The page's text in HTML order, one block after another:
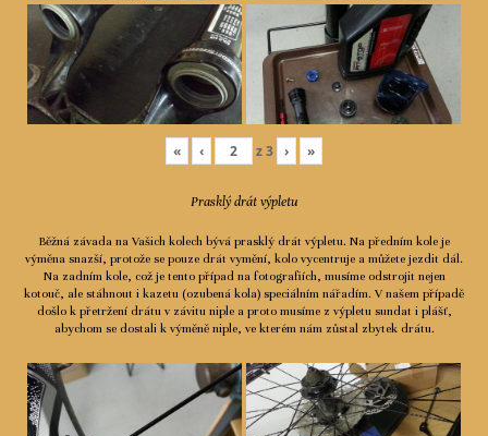
« ‹ z3 › »
Prasklý drát výpletu
Běžná závada na Vašich kolech bývá prasklý drát výpletu. Na předním kole je
výměna snazší, protože se pouze drát vymění, kolo vycentruje a můžete jezdit dál.
Na zadním kole, což je tento případ na fotografiích, musíme odstrojit nejen
kotouč, ale stáhnout i kazetu (ozubená kola) speciálním nářadím. V našem případě
došlo k přetržení drátu v závitu niple a proto musíme z výpletu sundat i plášť,
abychom se dostali k výměně niple, ve kterém nám zůstal zbytek drátu.